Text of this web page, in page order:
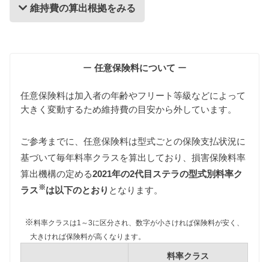
維持費の算出根拠をみる
維持費の算出根拠
自動車税
2代目ステラは軽自動車ですのですべて同じ課税クラ
ス（〜660cc）に該当し、7,200円となります。
軽自動車の重量税は車両重量の大小にかかわらず同
じ課税クラスとなります。
また2代目ステラにはエコカーに該当するグレードと
ー 任意保険料について ー
任意保険料は加入者の年齢やフリート等級などによって
大きく変動するため維持費の目安から外しています。
ご参考までに、任意保険料は型式ごとの保険支払状況に
基づいて毎年料率クラスを算出しており、損害保険料率
算出機構の定める2021年の2代目ステラの型式別料率ク
ラス※は以下のとおり となります。
※料率クラスは1～3に区分され、数字が小さければ保険料が安く、
大きければ保険料が高くなります。
料率クラス